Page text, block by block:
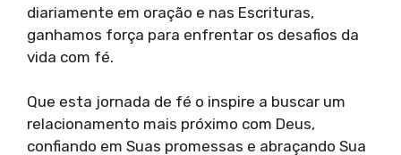
diariamente em oração e nas Escrituras,
ganhamos força para enfrentar os desafios da
vida com fé.
Que esta jornada de fé o inspire a buscar um
relacionamento mais próximo com Deus,
confiando em Suas promessas e abraçando Sua